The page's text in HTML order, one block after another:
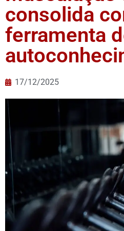
consolida
ferramenta
17/12/2025